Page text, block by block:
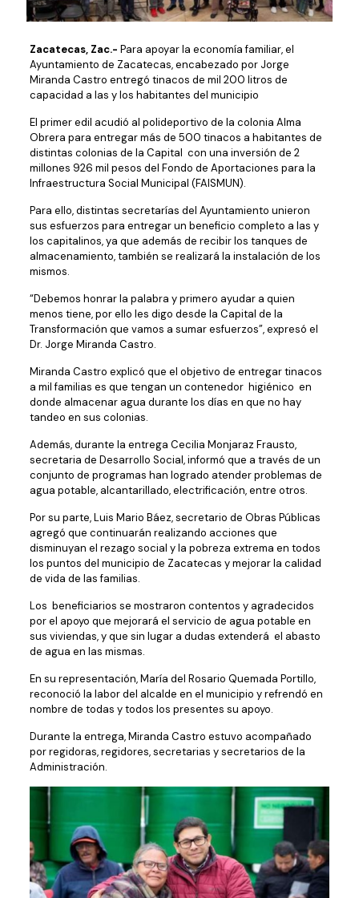
Zacatecas, Zac.- Para apoyar la economía familiar, el
Ayuntamiento de Zacatecas, encabezado por Jorge
Miranda Castro entregó tinacos de mil 200 litros de
capacidad a las y los habitantes del municipio
El primer edil acudió al polideportivo de la colonia Alma
Obrera para entregar más de 500 tinacos a habitantes de
distintas colonias de la Capital con una inversión de 2
millones 926 mil pesos del Fondo de Aportaciones para la
Infraestructura Social Municipal (FAISMUN).
Para ello, distintas secretarías del Ayuntamiento unieron
sus esfuerzos para entregar un beneficio completo a las y
los capitalinos, ya que además de recibir los tanques de
almacenamiento, también se realizará la instalación de los
mismos.
“Debemos honrar la palabra y primero ayudar a quien
menos tiene, por ello les digo desde la Capital de la
Transformación que vamos a sumar esfuerzos”, expresó el
Dr. Jorge Miranda Castro.
Miranda Castro explicó que el objetivo de entregar tinacos
a mil familias es que tengan un contenedor higiénico en
donde almacenar agua durante los días en que no hay
tandeo en sus colonias.
Además, durante la entrega Cecilia Monjaraz Frausto,
secretaria de Desarrollo Social, informó que a través de un
conjunto de programas han logrado atender problemas de
agua potable, alcantarillado, electrificación, entre otros.
Por su parte, Luis Mario Báez, secretario de Obras Públicas
agregó que continuarán realizando acciones que
disminuyan el rezago social y la pobreza extrema en todos
los puntos del municipio de Zacatecas y mejorar la calidad
de vida de las familias.
Los beneficiarios se mostraron contentos y agradecidos
por el apoyo que mejorará el servicio de agua potable en
sus viviendas, y que sin lugar a dudas extenderá el abasto
de agua en las mismas.
En su representación, María del Rosario Quemada Portillo,
reconoció la labor del alcalde en el municipio y refrendó en
nombre de todas y todos los presentes su apoyo.
Durante la entrega, Miranda Castro estuvo acompañado
por regidoras, regidores, secretarias y secretarios de la
Administración.